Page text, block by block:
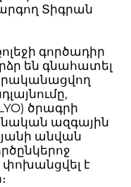
Տիգրան
գործադիր
են գնահատել
ծրագրի
ազգային
անվան
է